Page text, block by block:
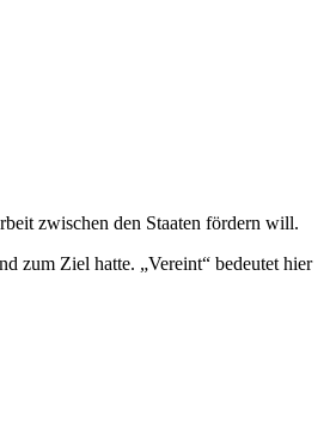
zwischen den Staaten fördern will.
zum Ziel hatte. „Vereint“ bedeutet hier